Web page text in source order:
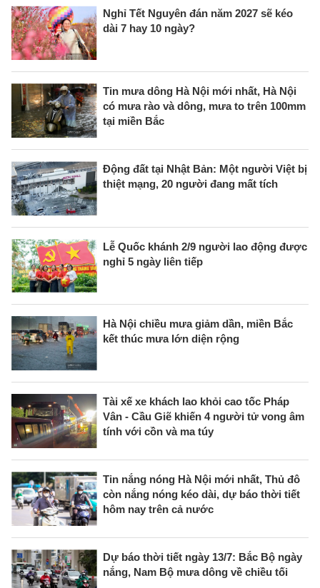
Nghỉ Tết Nguyên đán năm 2027 sẽ kéo
dài 7 hay 10 ngày?
Tin mưa dông Hà Nội mới nhất, Hà Nội
có mưa rào và dông, mưa to trên 100mm
tại miền Bắc
Động đất tại Nhật Bản: Một người Việt bị
thiệt mạng, 20 người đang mất tích
Lễ Quốc khánh 2/9 người lao động được
nghỉ 5 ngày liên tiếp
Hà Nội chiều mưa giảm dần, miền Bắc
kết thúc mưa lớn diện rộng
Tài xế xe khách lao khỏi cao tốc Pháp
Vân - Cầu Giẽ khiến 4 người tử vong âm
tính với cồn và ma túy
Tin nắng nóng Hà Nội mới nhất, Thủ đô
còn nắng nóng kéo dài, dự báo thời tiết
hôm nay trên cả nước
Dự báo thời tiết ngày 13/7: Bắc Bộ ngày
nắng, Nam Bộ mưa dông về chiều tối